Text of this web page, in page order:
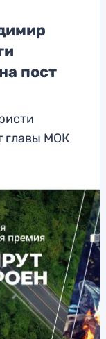
пост
главы МОК